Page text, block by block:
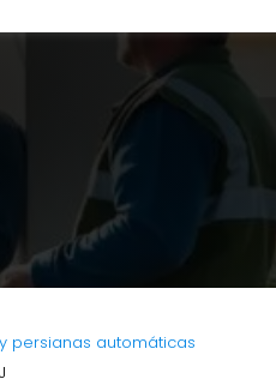
persianas automáticas